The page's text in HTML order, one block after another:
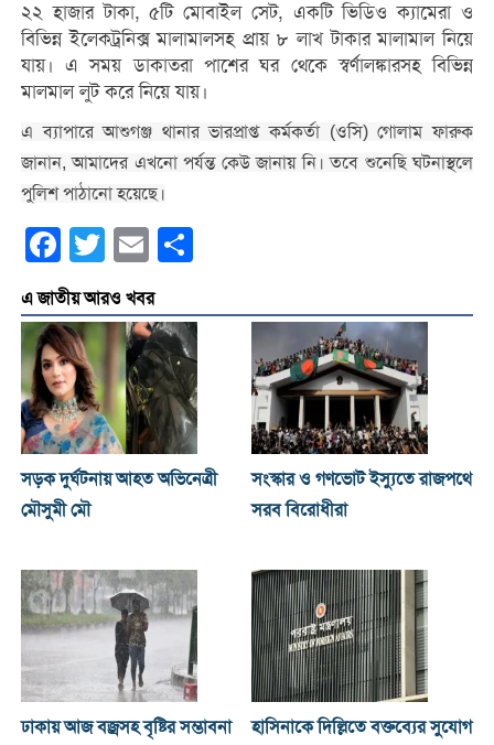
২২ হাজার টাকা, ৫টি মোবাইল সেট, একটি ভিডিও ক্যামেরা ও
বিভিন্ন ইলেকট্রনিক্স মালামালসহ প্রায় ৮ লাখ টাকার মালামাল নিয়ে
যায়। এ সময় ডাকাতরা পাশের ঘর থেকে স্বর্ণালঙ্কারসহ বিভিন্ন
মালমাল লুট করে নিয়ে যায়।
এ ব্যাপারে আশুগঞ্জ থানার ভারপ্রাপ্ত কর্মকর্তা (ওসি) গোলাম ফারুক
জানান, আমাদের এখনো পর্যন্ত কেউ জানায় নি। তবে শুনেছি ঘটনাস্থলে
পুলিশ পাঠানো হয়েছে।
Facebook
Twitter Email
এ জাতীয় আরও খবর
সড়ক দুর্ঘটনায় আহত অভিনেত্রী
মৌসুমী মৌ
সংস্কার ও গণভোট ইস্যুতে রাজপথে
সরব বিরোধীরা
ঢাকায় আজ বজ্রসহ বৃষ্টির সম্ভাবনা
হাসিনাকে দিল্লিতে বক্তব্যের সুযোগ